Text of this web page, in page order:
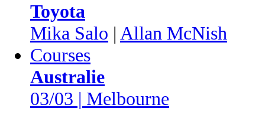
Toyota
Mika Salo | Allan McNish
Courses
Australie
03/03 | Melbourne